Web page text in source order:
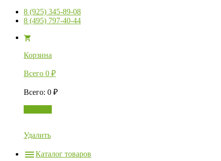
8 (925) 345-89-08
8 (495) 797-40-44
Корзина
Всего 0 ₽
Всего: 0 ₽
Удалить
Каталог товаров